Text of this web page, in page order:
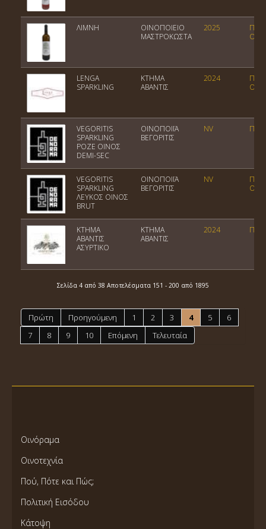
ΛΙΜΝΗ
ΟΙΝΟΠΟΙΕΙΟ
ΜΑΣΤΡΟΚΩΣΤΑ
2025
LENGA
SPARKLING
ΚΤΗΜΑ
ΑΒΑΝΤΙΣ
2024
VEGORITIS
SPARKLING
ΡΟΖΕ ΟΙΝΟΣ
DEMI-SEC
ΟΙΝΟΠΟΙΪΑ
ΒΕΓΟΡΙΤΙΣ
NV ΠΟΠ
VEGORITIS
SPARKLING
ΛΕΥΚΟΣ ΟΙΝΟΣ
BRUT
ΟΙΝΟΠΟΙΪΑ
ΒΕΓΟΡΙΤΙΣ
NV
ΚΤΗΜΑ
ΑΒΑΝΤΙΣ
ΑΣΥΡΤΙΚΟ
ΚΤΗΜΑ
ΑΒΑΝΤΙΣ
2024 ΠΓΕ
Σελίδα 4 από 38 Αποτελέσματα 151 - 200 από 1895
Πρώτη Προηγούμενη 1 2 3 4 5
6
7
8 9 10 Επόμενη Τελευταία
Οινόραμα
Οινοτεχνία
Πού, Πότε και Πώς;
Πολιτική Εισόδου
Κάτοψη